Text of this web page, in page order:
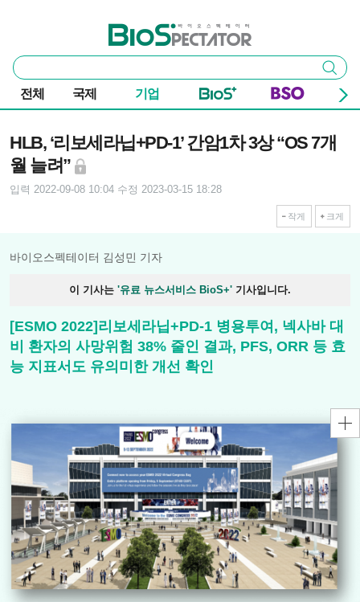
바이오스펙테이터
통
합
검
색
검색
전체 국제 기업
HLB, ‘리보세라닙+PD-1’ 간암1차 3상 “OS 7개
월 늘려”
입력 2022-09-08 10:04 수정 2023-03-15 18:28
작게 크게
바이오스펙테이터 김성민 기자
이 기사는 '유료 뉴스서비스 BioS+' 기사입니다.
[ESMO 2022]리보세라닙+PD-1 병용투여, 넥사바 대
비 환자의 사망위험 38% 줄인 결과, PFS, ORR 등 효
능 지표서도 유의미한 개선 확인